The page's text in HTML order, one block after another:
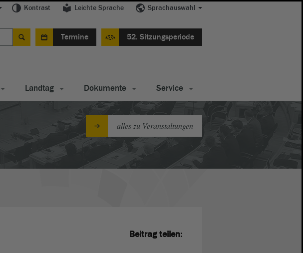
Kontrast Leichte Sprache Sprachauswahl
Termine 52. Sitzungsperiode
Landtag Dokumente Service
alles zu Veranstaltungen
Beitrag teilen: